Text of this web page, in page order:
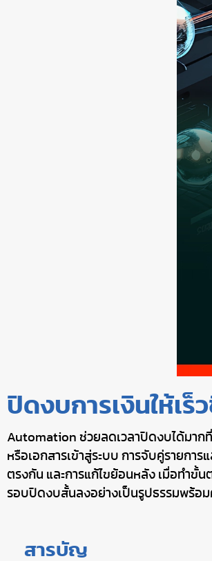
ปิดงบการเงินให้เ
Automation ช่วยลดเวลาปิดงบได้มาก
หรือเอกสารเข้าสู่ระบบ การจับคู่รายกา
ตรงกัน และการแก้ไขย้อนหลัง เมื่อทำขั้น
รอบปิดงบสั้นลงอย่างเป็นรูปธรรมพร้อ
สารบัญ